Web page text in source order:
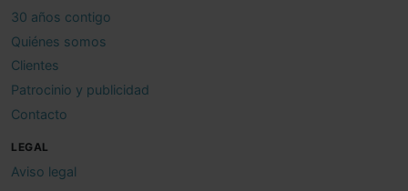
30 años contigo
Quiénes somos
Clientes
Patrocinio y publicidad
Contacto
LEGAL
Aviso legal